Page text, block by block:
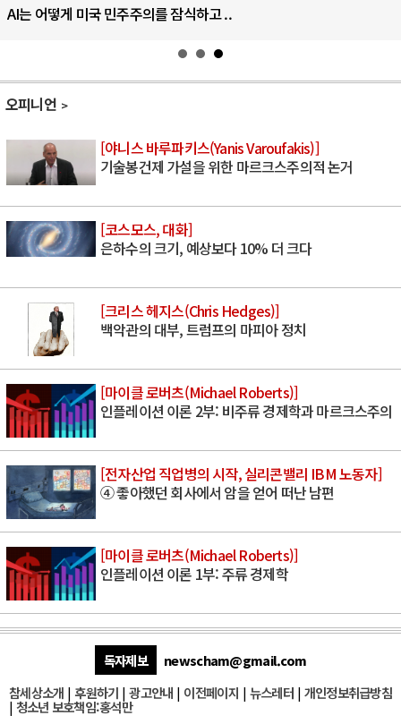
AI는 어떻게 미국 민주주의를 잠식하고 ..
오피니언
[야니스 바루파키스(Yanis Varoufakis)]
기술봉건제 가설을 위한 마르크스주의적 논거
[코스모스, 대화]
은하수의 크기, 예상보다 10% 더 크다
[크리스 헤지스(Chris Hedges)]
백악관의 대부, 트럼프의 마피아 정치
[마이클 로버츠(Michael Roberts)]
인플레이션 이론 2부: 비주류 경제학과 마르크스주의
[전자산업 직업병의 시작, 실리콘밸리 IBM 노동자]
④ 좋아했던 회사에서 암을 얻어 떠난 남편
[마이클 로버츠(Michael Roberts)]
인플레이션 이론 1부: 주류 경제학
독자제보
newscham@gmail.com
참세상소개 | 후원하기 |광고안내 | 이전페이지 | 뉴스레터| 개인정보취급방침
| 청소년 보호책임:홍석만